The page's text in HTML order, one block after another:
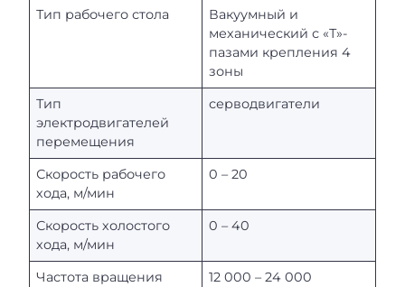
Тип рабочего стола
Вакуумный и
механический с «Т»-
пазами крепления 4
зоны
Тип
электродвигателей
перемещения
серводвигатели
Скорость рабочего
хода, м/мин
0 – 20
Скорость холостого
хода, м/мин
0 – 40
Частота вращения
12 000 – 24 000